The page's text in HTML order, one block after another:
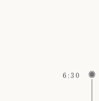
6:30